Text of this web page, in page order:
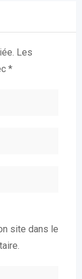
Les
*
site dans le